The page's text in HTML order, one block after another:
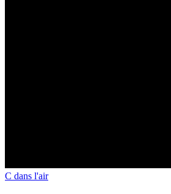
C dans l'air